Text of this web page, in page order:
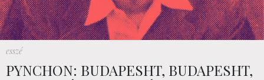
esszé
PYNCHON: BUDAPESHT, BUDAPESHT,